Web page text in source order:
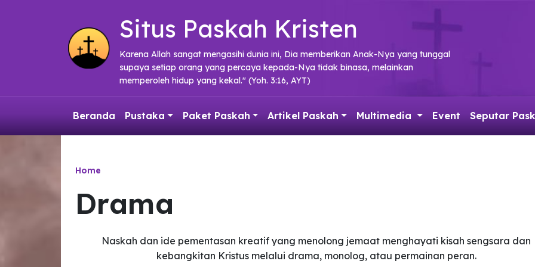
Situs Paskah Kristen
Karena Allah sangat mengasihi dunia ini, Dia memberikan Anak-Nya yang tunggal
supaya setiap orang yang percaya kepada-Nya tidak binasa, melainkan
memperoleh hidup yang kekal." (Yoh. 3:16, AYT)
Beranda Pustaka Paket Paskah Artikel Paskah Multimedia Event Seputar
Home
Drama
Naskah dan ide pementasan kreatif yang menolong jemaat menghayati kisah sengsara dan
kebangkitan Kristus melalui drama, monolog, atau permainan peran.